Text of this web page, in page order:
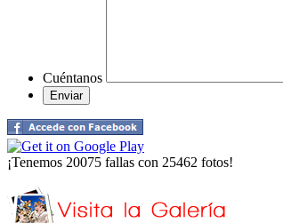
Cuéntanos
¡Tenemos 20075 fallas con 25462 fotos!